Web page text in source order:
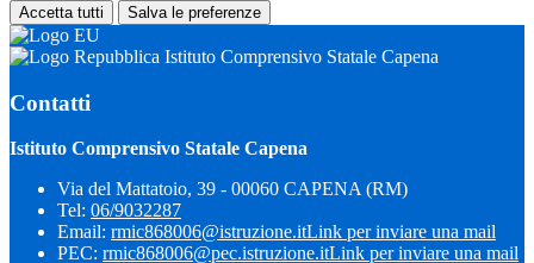
Accetta tutti Salva le preferenze
Istituto Comprensivo Statale Capena
Contatti
Istituto Comprensivo Statale Capena
Via del Mattatoio, 39 - 00060 CAPENA (RM)
Tel: 06/9032287
Email: rmic868006@istruzione.itLink per inviare una mail
PEC: rmic868006@pec.istruzione.itLink per inviare una mail